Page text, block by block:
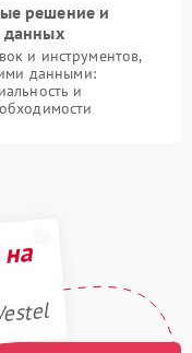
решение и
данных
и инструментов,
данными:
и